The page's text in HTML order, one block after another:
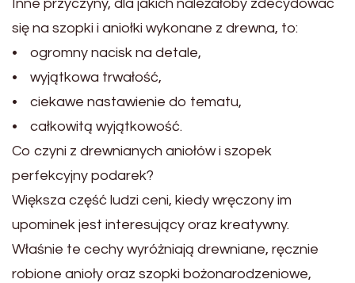
Inne przyczyny, dla jakich należałoby zdecydować
się na szopki i aniołki wykonane z drewna, to:
• ogromny nacisk na detale,
• wyjątkowa trwałość,
• ciekawe nastawienie do tematu,
• całkowitą wyjątkowość.
Co czyni z drewnianych aniołów i szopek
perfekcyjny podarek?
Większa część ludzi ceni, kiedy wręczony im
upominek jest interesujący oraz kreatywny.
Właśnie te cechy wyróżniają drewniane, ręcznie
robione anioły oraz szopki bożonarodzeniowe,